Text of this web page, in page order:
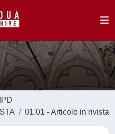
01.01 - Articolo in rivista